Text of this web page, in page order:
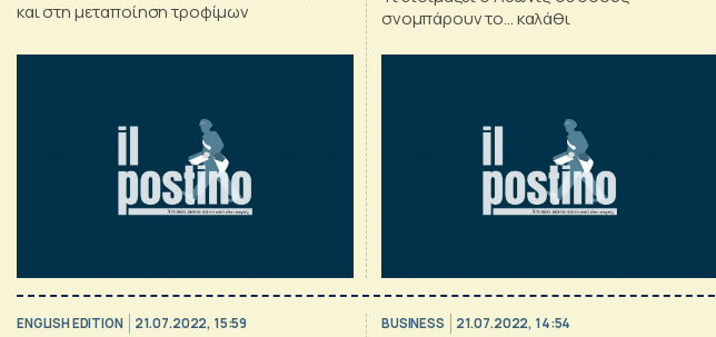
και στη μεταποίηση τροφίμων
σνομπάρουν το… καλάθι
ENGLISH EDITION 21.07.2022, 15:59 BUSINESS 21.07.2022, 14:54